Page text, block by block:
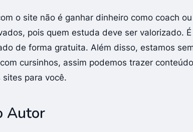
o site não é ganhar dinheiro como coach
pois quem estuda deve ser valorizado.
de forma gratuita. Além disso, estamos
cursinhos, assim podemos trazer
para você.
Autor